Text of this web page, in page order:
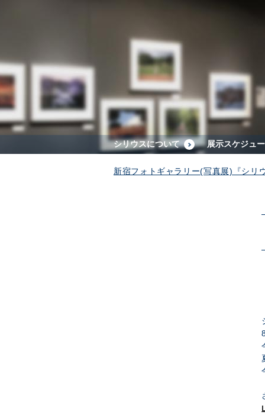
シリウスについて 展示スケジュ
新宿フォトギャラリー(写真展)『シリ